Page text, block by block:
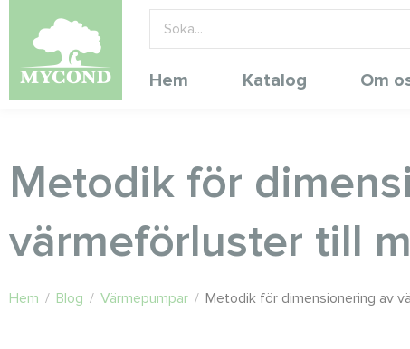
Hem Katalog Om
Metodik för
värmeförluster till
Hem / Blog / Värmepumpar / Metodik för dimensionering av